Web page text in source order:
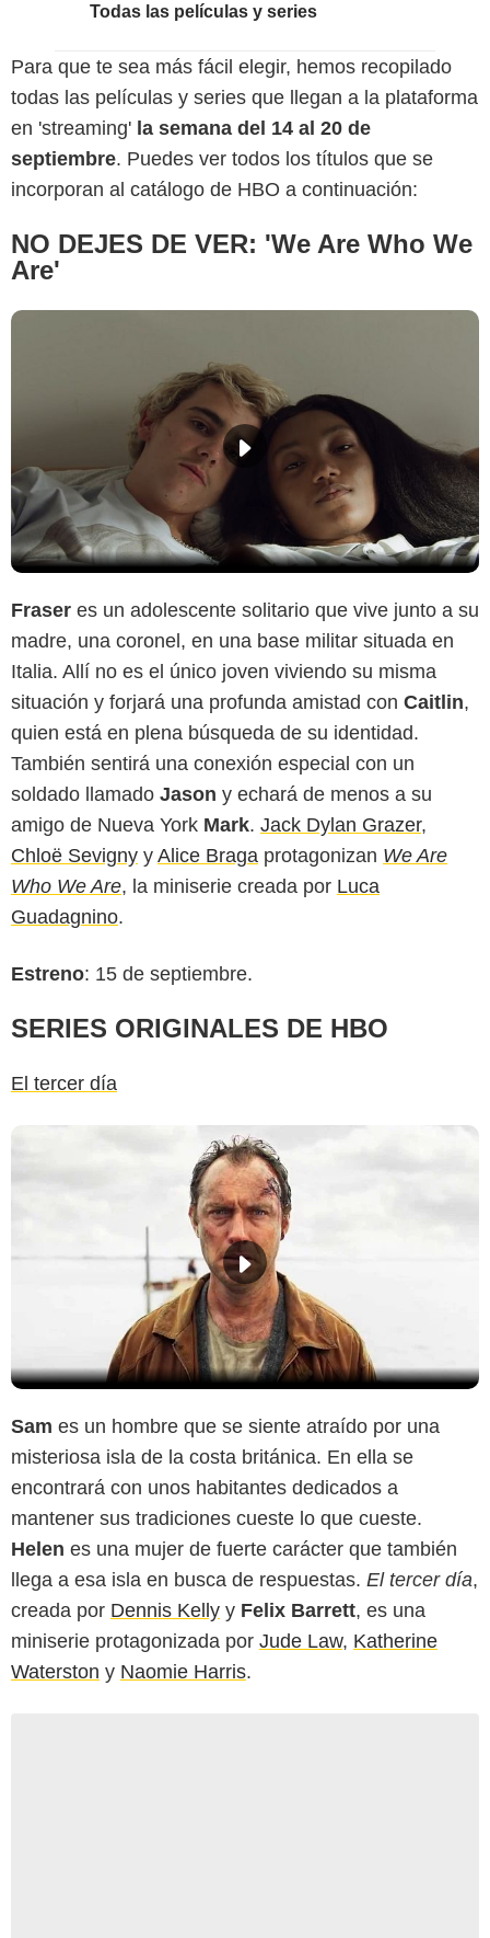
Todas las películas y series
Para que te sea más fácil elegir, hemos recopilado
todas las películas y series que llegan a la plataforma
en 'streaming' la semana del 14 al 20 de
septiembre. Puedes ver todos los títulos que se
incorporan al catálogo de HBO a continuación:
NO DEJES DE VER: 'We Are Who We
Are'
Fraser es un adolescente solitario que vive junto a su
madre, una coronel, en una base militar situada en
Italia. Allí no es el único joven viviendo su misma
situación y forjará una profunda amistad con Caitlin,
quien está en plena búsqueda de su identidad.
También sentirá una conexión especial con un
soldado llamado Jason y echará de menos a su
amigo de Nueva York Mark. Jack Dylan Grazer,
Chloë Sevigny y Alice Braga protagonizan We Are
Who We Are, la miniserie creada por Luca
Guadagnino.
Estreno: 15 de septiembre.
SERIES ORIGINALES DE HBO
El tercer día
Sam es un hombre que se siente atraído por una
misteriosa isla de la costa británica. En ella se
encontrará con unos habitantes dedicados a
mantener sus tradiciones cueste lo que cueste.
Helen es una mujer de fuerte carácter que también
llega a esa isla en busca de respuestas. El tercer día,
creada por Dennis Kelly y Felix Barrett, es una
miniserie protagonizada por Jude Law, Katherine
Waterston y Naomie Harris.